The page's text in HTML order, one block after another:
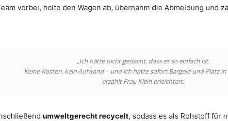
vorbei, holte den Wagen ab, übernahm die Abmeldung und
„Ich hätte nicht gedacht, dass es so einfach ist.
Keine Kosten, kein Aufwand – und ich hatte sofort Bargeld und Platz in
erzählt Frau Klein erleichtert.
umweltgerecht recycelt, sodass es als Rohstoff für